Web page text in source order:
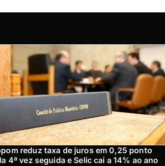
reduz taxa de juros em 0,25 ponto
4ª vez seguida e Selic cai a 14% ao ano